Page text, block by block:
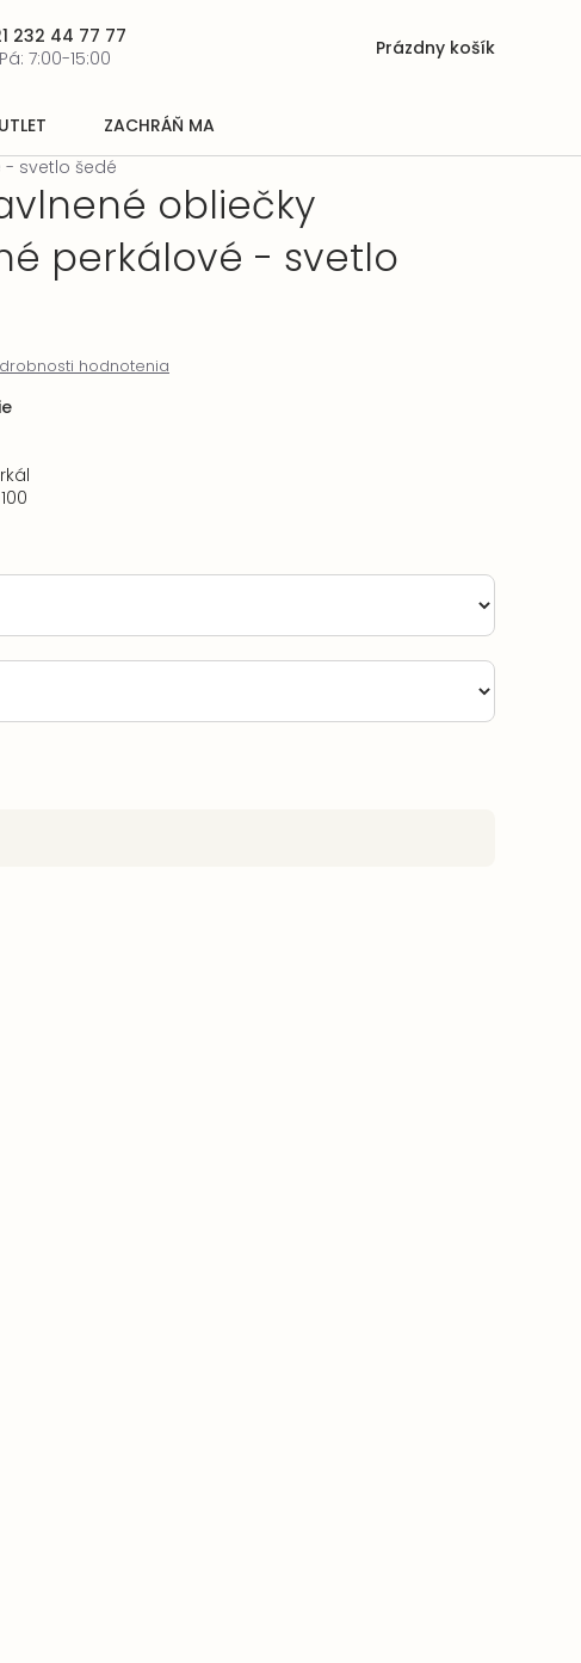
232 44 77 77
7:00-15:00
Nákupný
Prázdny košík
ZACHRÁŇ MA
- svetlo šedé
obliečky
perkálové - svetlo
hodnotenia